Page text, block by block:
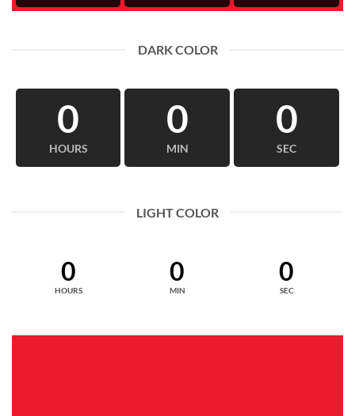
DARK COLOR
0
HOURS
0
MIN
0
SEC
LIGHT COLOR
0
HOURS
0
MIN
0
SEC